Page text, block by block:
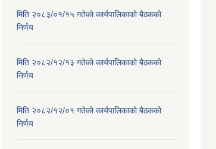
मिति २०८३/०१/१५ गतेकाे कार्यपालिकाको बैठकको
निर्णय
मिति २०८२/१२/१३ गतेकाे कार्यपालिकाको बैठकको
निर्णय
मिति २०८२/१२/०१ गतेकाे कार्यपालिकाको बैठकको
निर्णय